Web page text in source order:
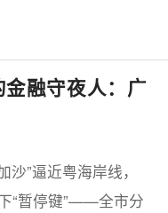
金融守夜人：广
”逼近粤海岸线，
“暂停键”——全市分